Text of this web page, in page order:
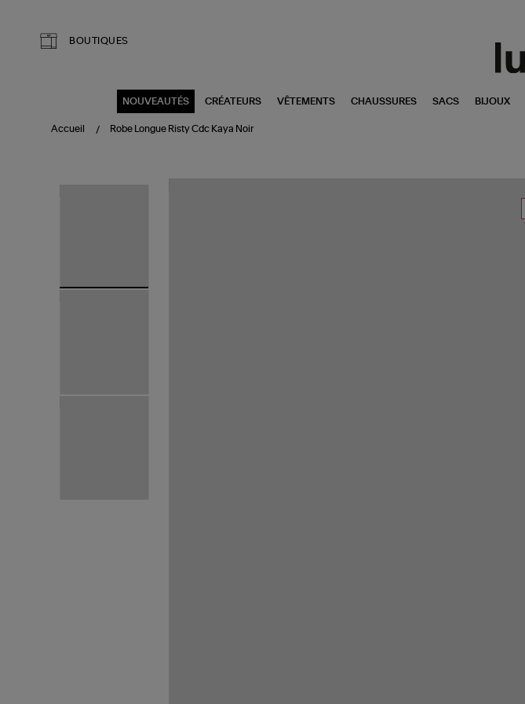
BOUTIQUES
NOUVEAUTÉS CRÉATEURS VÊTEMENTS CHAUSSURES SACS BIJOUX
Accueil Robe Longue Risty Cdc Kaya Noir